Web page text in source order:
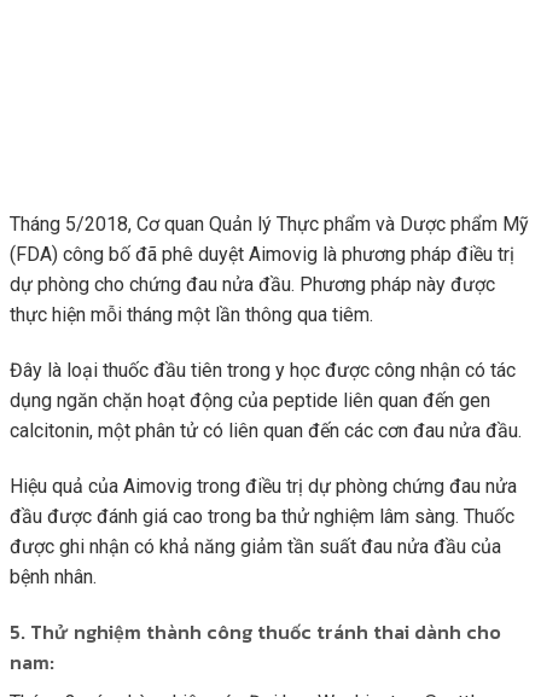
Tháng 5/2018, Cơ quan Quản lý Thực phẩm và Dược phẩm Mỹ
(FDA) công bố đã phê duyệt Aimovig là phương pháp điều trị
dự phòng cho chứng đau nửa đầu. Phương pháp này được
thực hiện mỗi tháng một lần thông qua tiêm.
Đây là loại thuốc đầu tiên trong y học được công nhận có tác
dụng ngăn chặn hoạt động của peptide liên quan đến gen
calcitonin, một phân tử có liên quan đến các cơn đau nửa đầu.
Hiệu quả của Aimovig trong điều trị dự phòng chứng đau nửa
đầu được đánh giá cao trong ba thử nghiệm lâm sàng. Thuốc
được ghi nhận có khả năng giảm tần suất đau nửa đầu của
bệnh nhân.
5. Thử nghiệm thành công thuốc tránh thai dành cho
nam: